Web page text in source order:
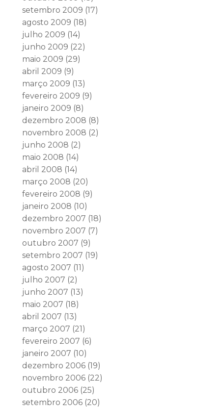
setembro 2009 (17)
agosto 2009 (18)
julho 2009 (14)
junho 2009 (22)
maio 2009 (29)
abril 2009 (9)
março 2009 (13)
fevereiro 2009 (9)
janeiro 2009 (8)
dezembro 2008 (8)
novembro 2008 (2)
junho 2008 (2)
maio 2008 (14)
abril 2008 (14)
março 2008 (20)
fevereiro 2008 (9)
janeiro 2008 (10)
dezembro 2007 (18)
novembro 2007 (7)
outubro 2007 (9)
setembro 2007 (19)
agosto 2007 (11)
julho 2007 (2)
junho 2007 (13)
maio 2007 (18)
abril 2007 (13)
março 2007 (21)
fevereiro 2007 (6)
janeiro 2007 (10)
dezembro 2006(19)
novembro 2006(22)
outubro 2006(25)
setembro 2006(20)